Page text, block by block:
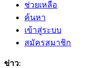
ช่วยเหลือ
ค้นหา
เข้าสู่ระบบ
สมัครสมาชิก
ข่าว: